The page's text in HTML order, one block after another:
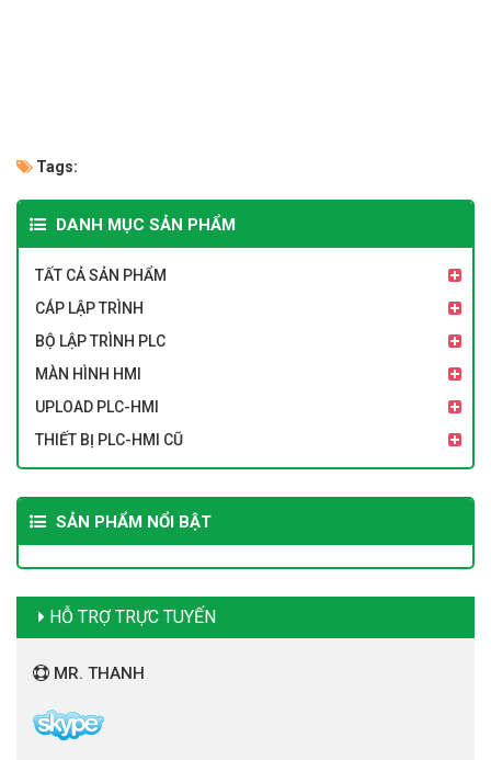
Tags:
DANH MỤC SẢN PHẨM
TẤT CẢ SẢN PHẨM
CÁP LẬP TRÌNH
BỘ LẬP TRÌNH PLC
MÀN HÌNH HMI
UPLOAD PLC-HMI
THIẾT BỊ PLC-HMI CŨ
SẢN PHẨM NỔI BẬT
HỖ TRỢ TRỰC TUYẾN
MR. THANH